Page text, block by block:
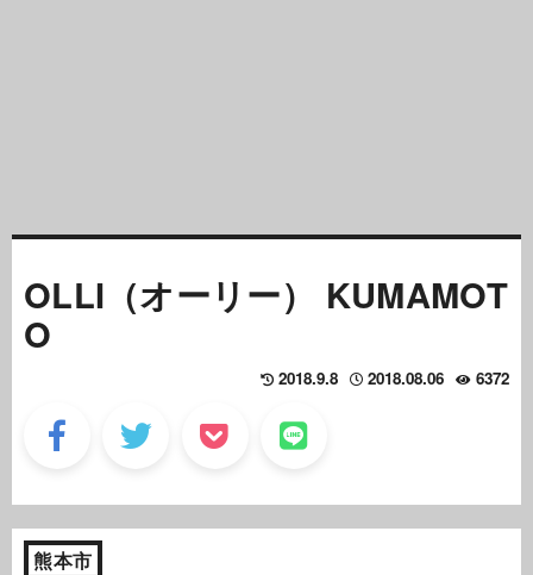
OLLI（オーリー） KUMAMOT
O
6372
2018.08.06
2018.9.8
熊本市